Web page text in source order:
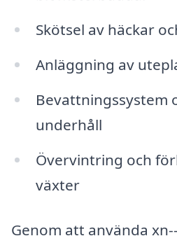
Skötsel av häckar
Anläggning av
Bevattningssystem
underhåll
Övervintring och
växter
Genom att använda